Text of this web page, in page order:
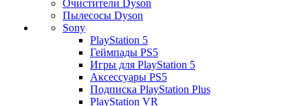
Очистители Dyson
Пылесосы Dyson
Sony
PlayStation 5
Геймпады PS5
Игры для PlayStation 5
Аксессуары PS5
Подписка PlayStation Plus
PlayStation VR